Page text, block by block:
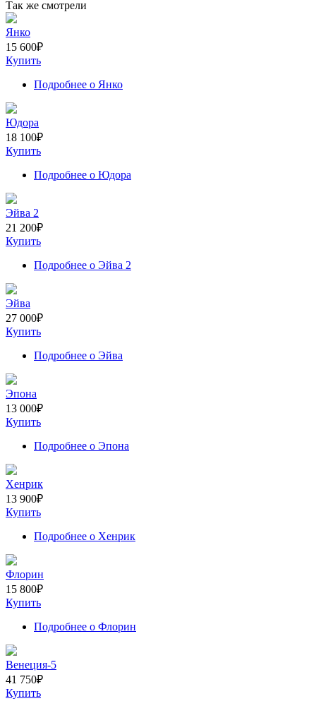
Так же смотрели
Янко
15 600₽
Купить
Подробнее о Янко
Юдора
18 100₽
Купить
Подробнее о Юдора
Эйва 2
21 200₽
Купить
Подробнее о Эйва 2
Эйва
27 000₽
Купить
Подробнее о Эйва
Эпона
13 000₽
Купить
Подробнее о Эпона
Хенрик
13 900₽
Купить
Подробнее о Хенрик
Флорин
15 800₽
Купить
Подробнее о Флорин
Венеция-5
41 750₽
Купить